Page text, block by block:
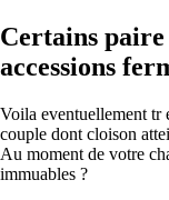
Certains paire
accessions
Voila eventuellement tr
couple dont cloison
Au moment de votre
immuables ?